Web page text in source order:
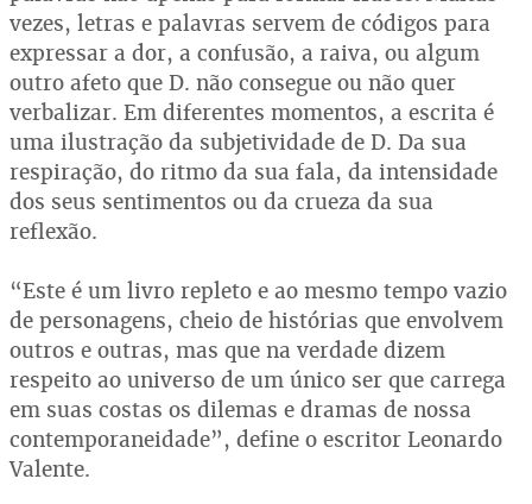
vezes, letras e palavras servem de códigos para
expressar a dor, a confusão, a raiva, ou algum
outro afeto que D. não consegue ou não quer
verbalizar. Em diferentes momentos, a escrita é
uma ilustração da subjetividade de D. Da sua
respiração, do ritmo da sua fala, da intensidade
dos seus sentimentos ou da crueza da sua
reflexão.
“Este é um livro repleto e ao mesmo tempo vazio
de personagens, cheio de histórias que envolvem
outros e outras, mas que na verdade dizem
respeito ao universo de um único ser que carrega
em suas costas os dilemas e dramas de nossa
contemporaneidade”, define o escritor Leonardo
Valente.